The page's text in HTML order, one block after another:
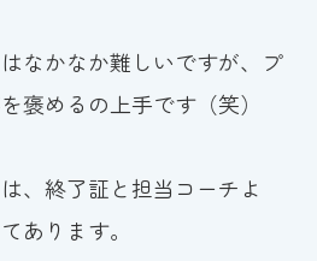
なかなか難しいですが、プ
褒めるの上手です（笑）
、終了証と担当コーチよ
あります。